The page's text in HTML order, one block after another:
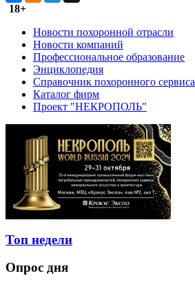
18+
Новости похоронной отрасли
Новости компаний
Профессиональное образование
Энциклопедия
Справочник похоронного сервиса
Каталог фирм
Проект "НЕКРОПОЛЬ"
Топ недели
Опрос дня